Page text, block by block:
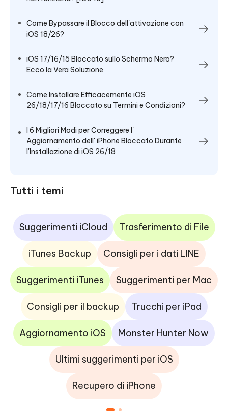
Come Bypassare il Blocco dell'attivazione con
iOS 18/26?
iOS 17/16/15 Bloccato sullo Schermo Nero?
Ecco la Vera Soluzione
Come Installare Efficacemente iOS
26/18/17/16 Bloccato su Termini e Condizioni?
I 6 Migliori Modi per Correggere l'
Aggiornamento dell' iPhone Bloccato Durante
l'Installazione di iOS 26/18
Tutti i temi
Suggerimenti iCloud Trasferimento di File
iTunes Backup Consigli per i dati LINE
Suggerimenti iTunes Suggerimenti per Mac
Consigli per il backup Trucchi per iPad
Aggiornamento iOS Monster Hunter Now
Ultimi suggerimenti per iOS
Recupero di iPhone